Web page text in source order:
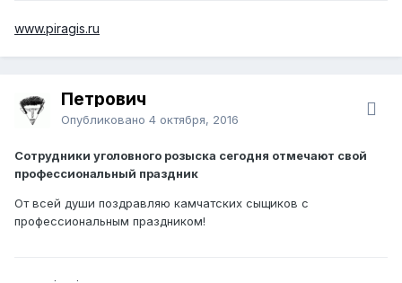
www.piragis.ru
Петрович
Опубликовано 4 октября, 2016
Сотрудники уголовного розыска сегодня отмечают свой
профессиональный праздник
От всей души поздравляю камчатских сыщиков с
профессиональным праздником!